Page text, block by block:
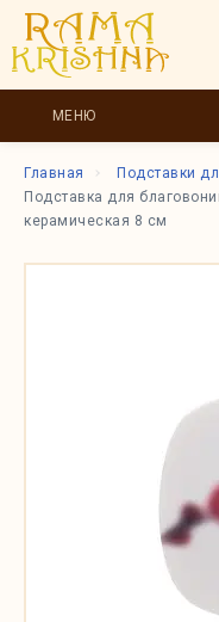
МЕНЮ
Главная
Подставки
Подставка для
керамическая 8 см